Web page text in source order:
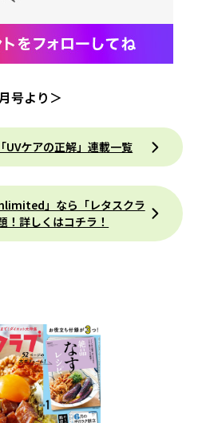
号より＞
ケアの正解」連載一覧
」なら「レタスクラ
！詳しくはコチラ！